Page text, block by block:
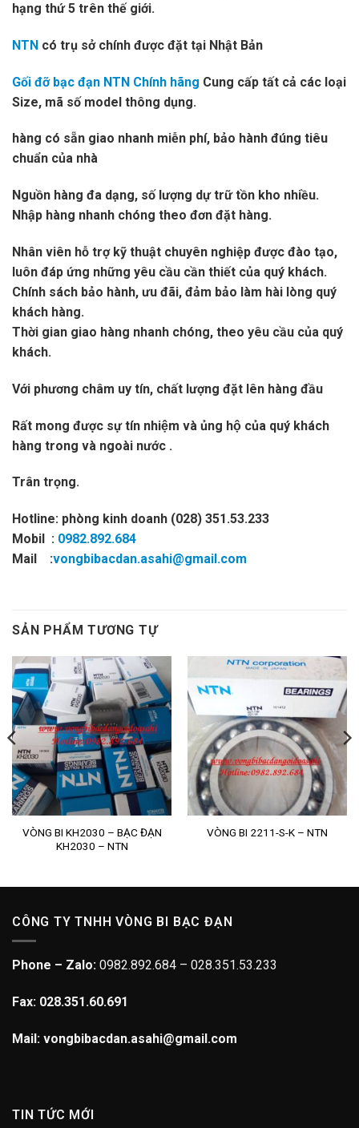
hạng thứ 5 trên thế giới.
NTN có trụ sở chính được đặt tại Nhật Bản
Gối đỡ bạc đạn NTN Chính hãng Cung cấp tất cả các loại
Size, mã số model thông dụng.
hàng có sẵn giao nhanh miễn phí, bảo hành đúng tiêu
chuẩn của nhà
Nguồn hàng đa dạng, số lượng dự trữ tồn kho nhiều.
Nhập hàng nhanh chóng theo đơn đặt hàng.
Nhân viên hỗ trợ kỹ thuật chuyên nghiệp được đào tạo,
luôn đáp ứng những yêu cầu cần thiết của quý khách.
Chính sách bảo hành, ưu đãi, đảm bảo làm hài lòng quý
khách hàng.
Thời gian giao hàng nhanh chóng, theo yêu cầu của quý
khách.
Với phương châm uy tín, chất lượng đặt lên hàng đầu
Rất mong được sự tín nhiệm và ủng hộ của quý khách
hàng trong và ngoài nước .
Trân trọng.
Hotline: phòng kinh doanh (028) 351.53.233
Mobil : 0982.892.684
Mail :vongbibacdan.asahi@gmail.com
SẢN PHẨM TƯƠNG TỰ
VÒNG BI KH2030 – BẠC ĐẠN
KH2030 – NTN
VÒNG BI 2211-S-K – NTN
CÔNG TY TNHH VÒNG BI BẠC ĐẠN
Phone – Zalo: 0982.892.684 – 028.351.53.233
Fax: 028.351.60.691
Mail: vongbibacdan.asahi@gmail.com
TIN TỨC MỚI